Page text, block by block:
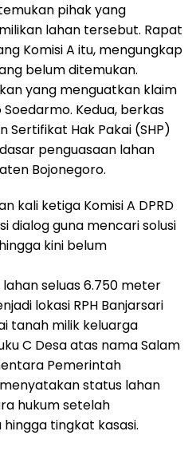
pihak yang
lahan tersebut. Rapat
Komisi A itu, mengungkap
belum ditemukan.
yang menguatkan klaim
Kedua, berkas
Hak Pakai (SHP)
penguasaan lahan
Bojonegoro.
kali ketiga Komisi A DPRD
dialog guna mencari solusi
kini belum
seluas 6.750 meter
lokasi RPH Banjarsari
tanah milik keluarga
C Desa atas nama Salam
Pemerintah
status lahan
hukum setelah
tingkat kasasi.